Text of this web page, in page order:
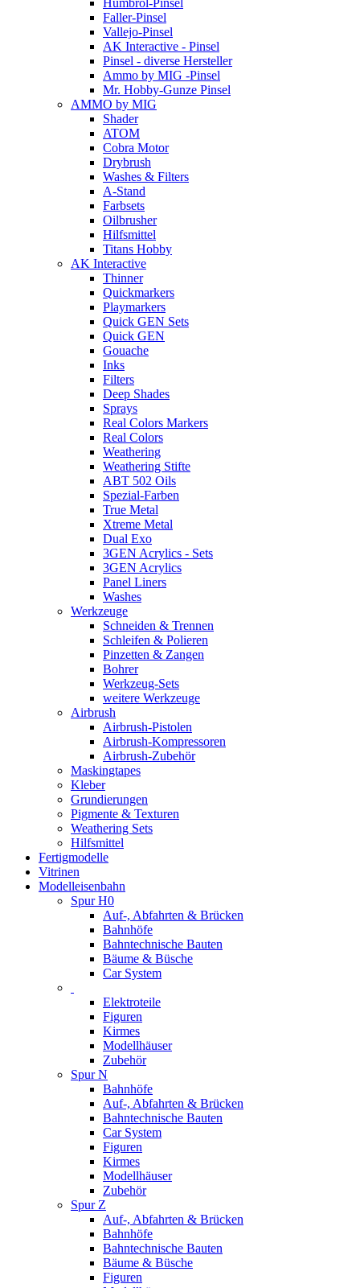
Humbrol-Pinsel
Faller-Pinsel
Vallejo-Pinsel
AK Interactive - Pinsel
Pinsel - diverse Hersteller
Ammo by MIG -Pinsel
Mr. Hobby-Gunze Pinsel
AMMO by MIG
Shader
ATOM
Cobra Motor
Drybrush
Washes & Filters
A-Stand
Farbsets
Oilbrusher
Hilfsmittel
Titans Hobby
AK Interactive
Thinner
Quickmarkers
Playmarkers
Quick GEN Sets
Quick GEN
Gouache
Inks
Filters
Deep Shades
Sprays
Real Colors Markers
Real Colors
Weathering
Weathering Stifte
ABT 502 Oils
Spezial-Farben
True Metal
Xtreme Metal
Dual Exo
3GEN Acrylics - Sets
3GEN Acrylics
Panel Liners
Washes
Werkzeuge
Schneiden & Trennen
Schleifen & Polieren
Pinzetten & Zangen
Bohrer
Werkzeug-Sets
weitere Werkzeuge
Airbrush
Airbrush-Pistolen
Airbrush-Kompressoren
Airbrush-Zubehör
Maskingtapes
Kleber
Grundierungen
Pigmente & Texturen
Weathering Sets
Hilfsmittel
Fertigmodelle
Vitrinen
Modelleisenbahn
Spur H0
Auf-, Abfahrten & Brücken
Bahnhöfe
Bahntechnische Bauten
Bäume & Büsche
Car System
Elektroteile
Figuren
Kirmes
Modellhäuser
Zubehör
Spur N
Bahnhöfe
Auf-, Abfahrten & Brücken
Bahntechnische Bauten
Car System
Figuren
Kirmes
Modellhäuser
Zubehör
Spur Z
Auf-, Abfahrten & Brücken
Bahnhöfe
Bahntechnische Bauten
Bäume & Büsche
Figuren